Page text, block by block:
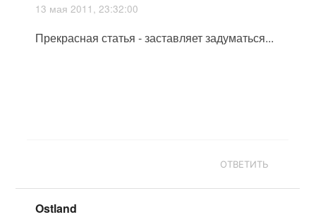
13 мая 2011, 23:32:00
Прекрасная статья - заставляет задуматься...
ОТВЕТИТЬ
Ostland